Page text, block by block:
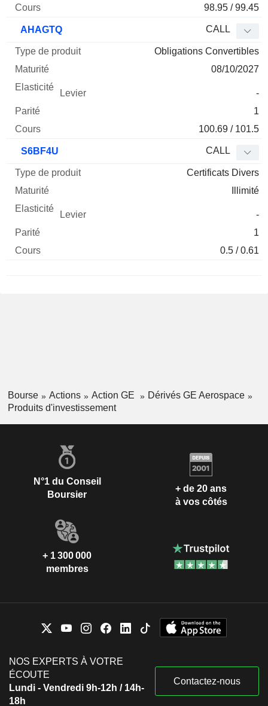
98.95 / 99.45
AHAGTQ CALL
Obligations Convertibles
08/10/2027
-
1
100.69 / 101.5
S6BF4U CALL
Certificats Divers
Illimité
-
1
0.5 / 0.61
Bourse Actions Action GE
Dérivés GE Aerospace
Produits d'investissement
N°1 du Conseil
Boursier
+ de 20 ans
à vos côtés
+ 1 300 000
membres
NOS EXPERTS À VOTRE
ÉCOUTE
Lundi - Vendredi 9h-12h / 14h-
18h
Contactez-nous